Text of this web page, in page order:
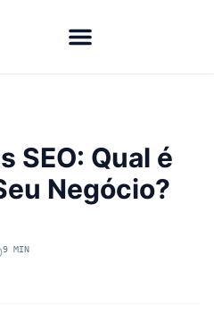
SEO: Qual é
Negócio?
9 MIN